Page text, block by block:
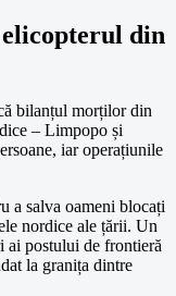
din
bilanțul morților din
– Limpopo și
iar operațiunile
a salva oameni blocați
nordice ale țării. Un
ai postului de frontieră
la granița dintre